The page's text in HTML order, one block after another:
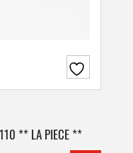
** LA PIECE **